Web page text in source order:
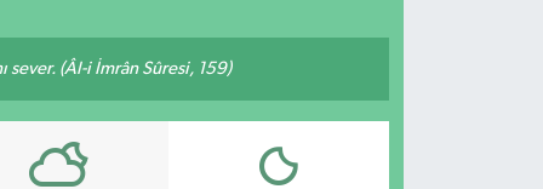
sever. (Âl-i İmrân Sûresi, 159)